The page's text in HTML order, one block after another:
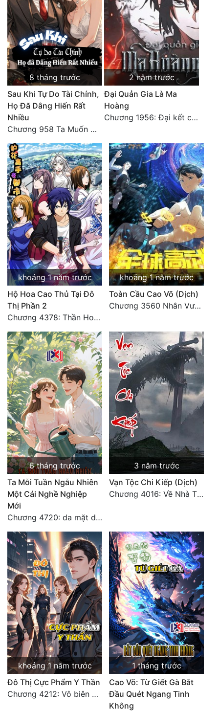
8 tháng trước
Sau Khi Tự Do Tài Chính,
Họ Đã Dâng Hiến Rất
Nhiều
Chương 958 Ta Muốn Cùng Các Cô Vĩnh Viễn Ở Bên Nhau (2) Hết
2 năm trước
Đại Quản Gia Là Ma
Hoàng
Chương 1956: Đại kết cục
khoảng 1 năm trước
Hộ Hoa Cao Thủ Tại Đô
Thị Phần 2
Chương 4378: Thần Hoàng Hạ Thiên (Đại kết cục) (03)
khoảng 1 năm trước
Toàn Cầu Cao Võ (Dịch)
Chương 3560 Nhân Vương trở về - END
6 tháng trước
Ta Mỗi Tuần Ngẫu Nhiên
Một Cái Nghề Nghiệp
Mới
Chương 4720: da mặt dày
3 năm trước
Vạn Tộc Chi Kiếp (Dịch)
Chương 4016: Về Nhà Thôi... (Đại Kết Cục)
khoảng 1 năm trước
Đô Thị Cực Phẩm Y Thần
Chương 4212: Vô biên hắc ám
1 tháng trước
Cao Võ: Từ Giết Gà Bắt
Đầu Quét Ngang Tinh
Không